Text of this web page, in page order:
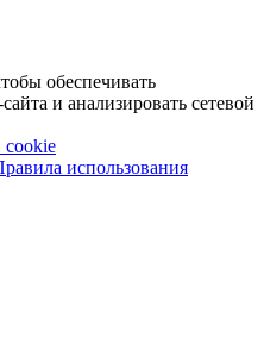
обеспечивать
и анализировать сетевой
cookie
использования